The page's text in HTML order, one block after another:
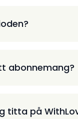
abonnemang?
titta på